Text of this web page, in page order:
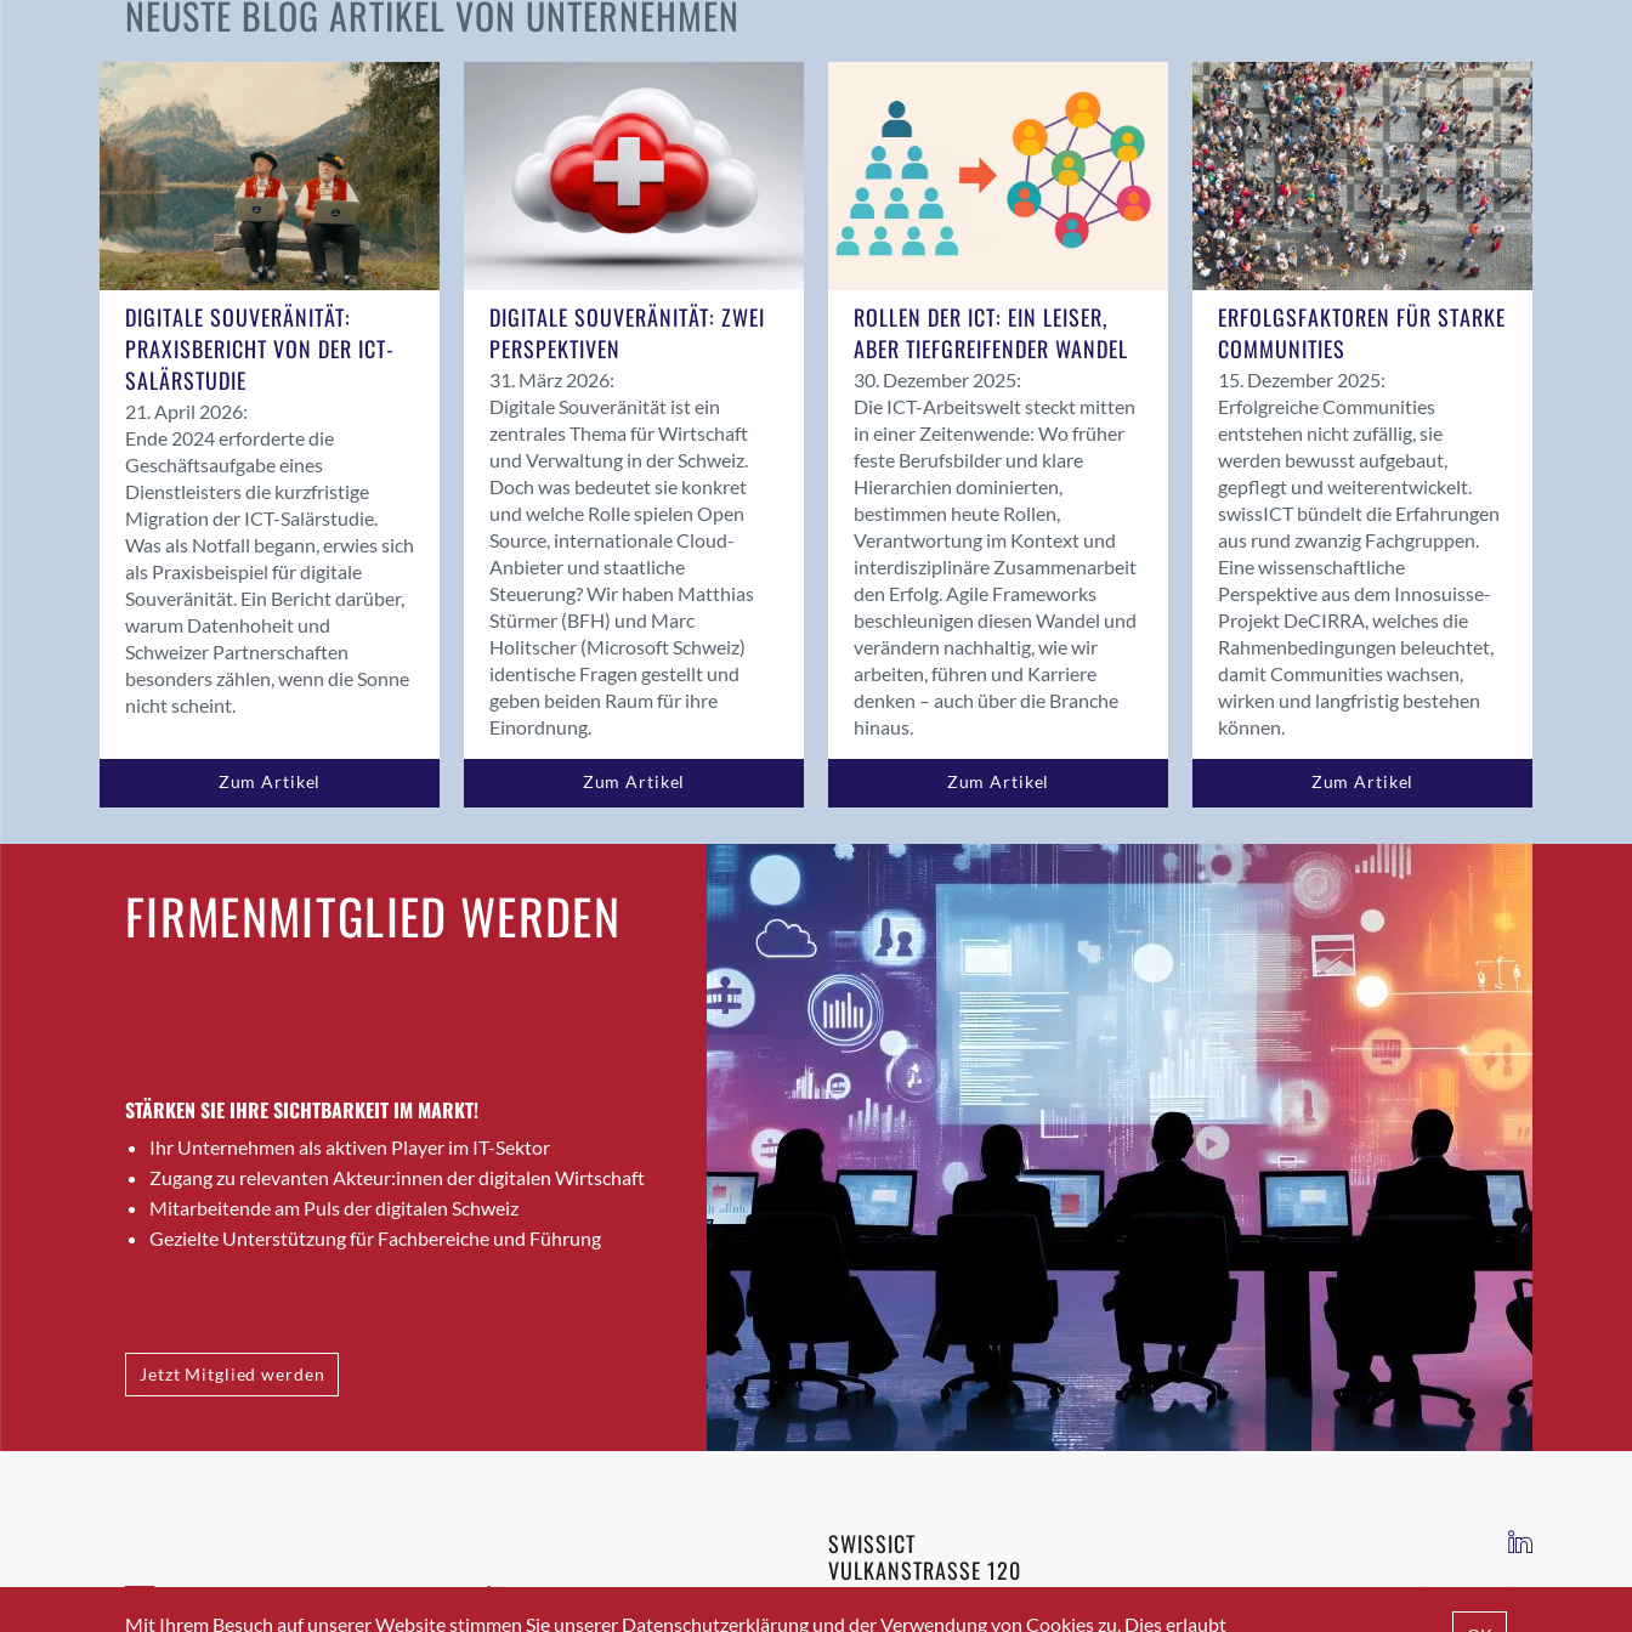
Andelfingen
Balsthal
Balzers
Bassersdorf
Benken (SG)
Bergdietikon
Bern - Liebefeld
Bolligen
Bonaduz
Bonstetten
Bottighofen
Bremgarten bei Bern
Brig-Glis
Bronschhofen
Brugg AG
Brütten
Bubendorf
Buchs (SG)
Bäretswil
Bülach
Cazis
Cham
Davos Platz
Davos Platz 1
NEUSTE BLOG ARTIKEL VON UNTERNEHMEN
DIGITALE SOUVERÄNITÄT:
PRAXISBERICHT VON DER ICT-
SALÄRSTUDIE
21. April 2026:
Ende 2024 erforderte die
Geschäftsaufgabe eines
Dienstleisters die kurzfristige
Migration der ICT-Salärstudie.
Was als Notfall begann, erwies sich
als Praxisbeispiel für digitale
Souveränität. Ein Bericht darüber,
warum Datenhoheit und
Schweizer Partnerschaften
besonders zählen, wenn die Sonne
nicht scheint.
Zum Artikel
DIGITALE SOUVERÄNITÄT: ZWEI
PERSPEKTIVEN
31. März 2026:
Digitale Souveränität ist ein
zentrales Thema für Wirtschaft
und Verwaltung in der Schweiz.
Doch was bedeutet sie konkret
und welche Rolle spielen Open
Source, internationale Cloud-
Anbieter und staatliche
Steuerung? Wir haben Matthias
Stürmer (BFH) und Marc
Holitscher (Microsoft Schweiz)
identische Fragen gestellt und
geben beiden Raum für ihre
Einordnung.
Zum Artikel
ROLLEN DER ICT: EIN LEISER,
ABER TIEFGREIFENDER WANDEL
30. Dezember 2025:
Die ICT-Arbeitswelt steckt mitten
in einer Zeitenwende: Wo früher
feste Berufsbilder und klare
Hierarchien dominierten,
bestimmen heute Rollen,
Verantwortung im Kontext und
interdisziplinäre Zusammenarbeit
den Erfolg. Agile Frameworks
beschleunigen diesen Wandel und
verändern nachhaltig, wie wir
arbeiten, führen und Karriere
denken – auch über die Branche
hinaus.
Zum Artikel
ERFOLGSFAKTOREN FÜR STARKE
COMMUNITIES
15. Dezember 2025:
Erfolgreiche Communities
entstehen nicht zufällig, sie
werden bewusst aufgebaut,
gepflegt und weiterentwickelt.
swissICT bündelt die Erfahrungen
aus rund zwanzig Fachgruppen.
Eine wissenschaftliche
Perspektive aus dem Innosuisse-
Projekt DeCIRRA, welches die
Rahmenbedingungen beleuchtet,
damit Communities wachsen,
wirken und langfristig bestehen
können.
Zum Artikel
FIRMENMITGLIED WERDEN
STÄRKEN SIE IHRE SICHTBARKEIT IM MARKT!
Ihr Unternehmen als aktiven Player im IT-Sektor
Zugang zu relevanten Akteur:innen der digitalen Wirtschaft
Mitarbeitende am Puls der digitalen Schweiz
Gezielte Unterstützung für Fachbereiche und Führung
Jetzt Mitglied werden
INFO@SWISSICT.CH +41 43 336 40 20
SWISSICT
VULKANSTRASSE 120
8048 ZURICH
IMPRESSUM DATENSCHUTZ AGB
Mit Ihrem Besuch auf unserer Website stimmen Sie unserer Datenschutzerklärung und der Verwendung von Cookies zu. Dies erlaubt